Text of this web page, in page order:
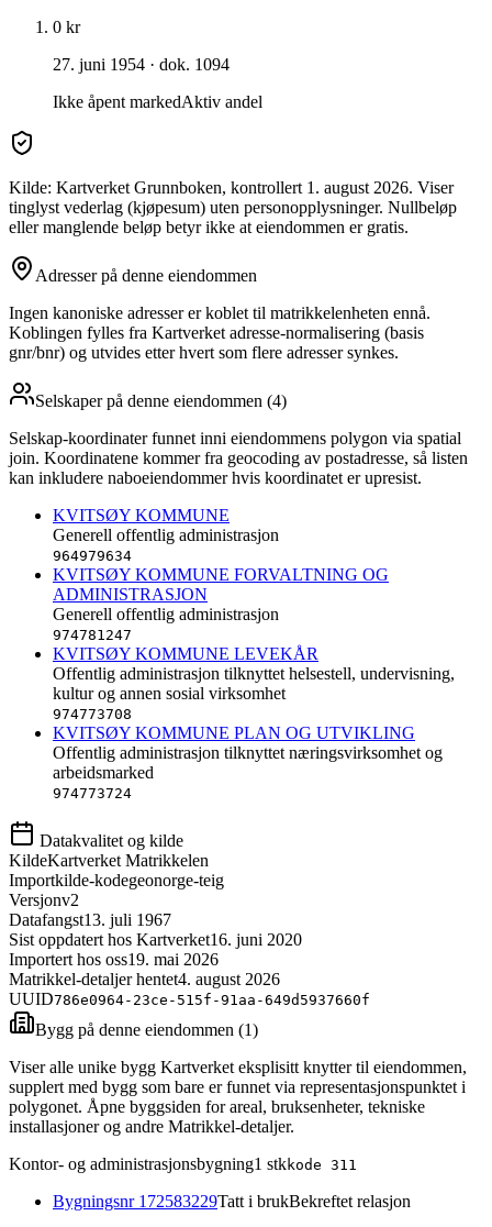
0 kr
27. juni 1954 · dok. 1094
Ikke åpent markedAktiv andel
Kilde: Kartverket Grunnboken, kontrollert 1. august 2026. Viser
tinglyst vederlag (kjøpesum) uten personopplysninger. Nullbeløp
eller manglende beløp betyr ikke at eiendommen er gratis.
Adresser på denne eiendommen
Ingen kanoniske adresser er koblet til matrikkelenheten ennå.
Koblingen fylles fra Kartverket adresse-normalisering (basis
gnr/bnr) og utvides etter hvert som flere adresser synkes.
Selskaper på denne eiendommen (4)
Selskap-koordinater funnet inni eiendommens polygon via spatial
join. Koordinatene kommer fra geocoding av postadresse, så listen
kan inkludere naboeiendommer hvis koordinatet er upresist.
KVITSØY KOMMUNE
Generell offentlig administrasjon
964979634
KVITSØY KOMMUNE FORVALTNING OG
ADMINISTRASJON
Generell offentlig administrasjon
974781247
KVITSØY KOMMUNE LEVEKÅR
Offentlig administrasjon tilknyttet helsestell, undervisning,
kultur og annen sosial virksomhet
974773708
KVITSØY KOMMUNE PLAN OG UTVIKLING
Offentlig administrasjon tilknyttet næringsvirksomhet og
arbeidsmarked
974773724
Datakvalitet og kilde
KildeKartverket Matrikkelen
Importkilde-kodegeonorge-teig
Versjonv2
Datafangst13. juli 1967
Sist oppdatert hos Kartverket16. juni 2020
Importert hos oss19. mai 2026
Matrikkel-detaljer hentet4. august 2026
UUID786e0964-23ce-515f-91aa-649d5937660f
Bygg på denne eiendommen (1)
Viser alle unike bygg Kartverket eksplisitt knytter til eiendommen,
supplert med bygg som bare er funnet via representasjonspunktet i
polygonet. Åpne byggsiden for areal, bruksenheter, tekniske
installasjoner og andre Matrikkel-detaljer.
Kontor- og administrasjonsbygning1 stkkode 311
Bygningsnr 172583229Tatt i brukBekreftet relasjon